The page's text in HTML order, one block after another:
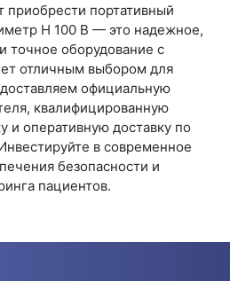
портативный
H 100 B — это надежное,
точное оборудование с
отличным выбором для
официальную
квалифицированную
и оперативную доставку по
в современное
безопасности и
пациентов.